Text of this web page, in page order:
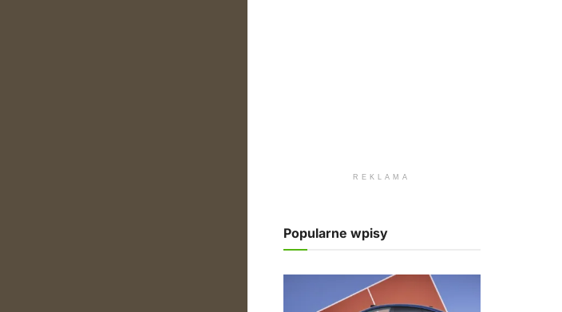
REKLAMA
Popularne wpisy